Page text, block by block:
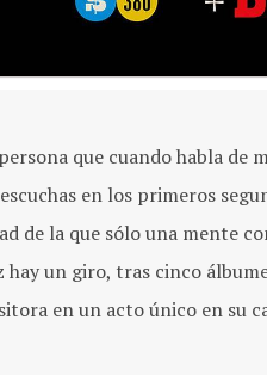
que cuando habla de
en los primeros
de la que sólo una mente
hay un giro, tras cinco
en un acto único en su